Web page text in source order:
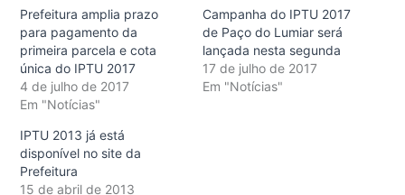
Prefeitura amplia prazo
para pagamento da
primeira parcela e cota
única do IPTU 2017
4 de julho de 2017
Em "Notícias"
Campanha do IPTU 2017
de Paço do Lumiar será
lançada nesta segunda
17 de julho de 2017
Em "Notícias"
IPTU 2013 já está
disponível no site da
Prefeitura
15 de abril de 2013